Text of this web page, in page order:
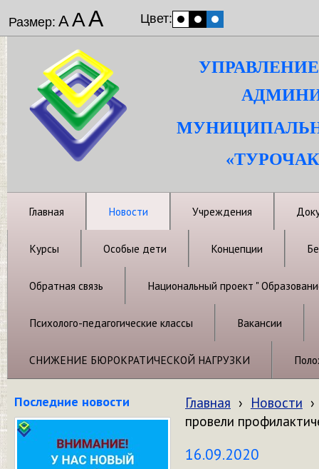
Размер: ААА Цвет:
Главная Новости Учреждения
Курсы Особые дети Концепции
Обратная связь Национальный проект "
Психолого-педагогические классы Вакансии
СНИЖЕНИЕ БЮРОКРАТИЧЕСКОЙ НАГРУЗКИ
Последние новости Главная › Новости ›
провели
16.09.2020